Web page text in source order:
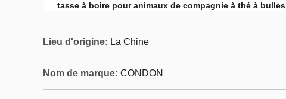
tasse à boire pour animaux de compagnie à thé à bulles
Lieu d'origine: La Chine
Nom de marque: CONDON